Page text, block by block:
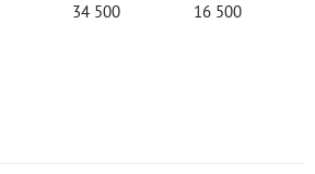
34 500 16 500